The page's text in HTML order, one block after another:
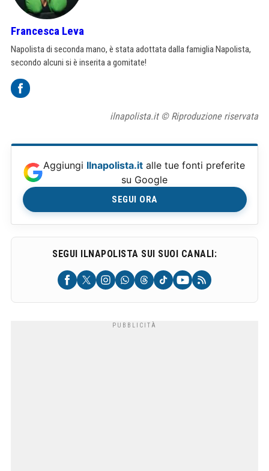
Francesca Leva
Napolista di seconda mano, è stata adottata dalla famiglia Napolista,
secondo alcuni si è inserita a gomitate!
ilnapolista.it © Riproduzione riservata
Aggiungi Ilnapolista.it alle tue fonti preferite
su Google
SEGUI ORA
SEGUI ILNAPOLISTA SUI SUOI CANALI: